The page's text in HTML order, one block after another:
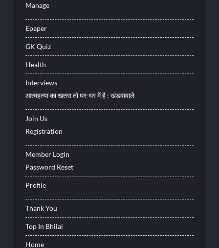
Manage
Epaper
GK Quiz
Health
Interviews
आत्महत्या का खतरा तो घर-घर में है : खंडवावाले
Join Us
Registration
Member Login
Password Reset
Profile
Thank You
Top In Bhilai
Home